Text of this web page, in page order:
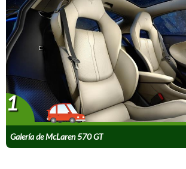
Galería de McLaren 570 GT
1